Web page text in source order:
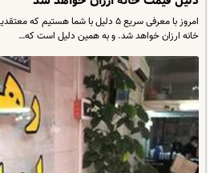
خانه ارزان خواهد شد. و به همین دلیل است که…